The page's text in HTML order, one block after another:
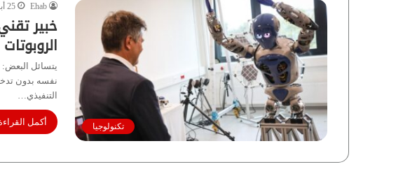
تكنولوجيا
Ehab 25 أبريل، 2025
خبير
يتسائل
نفسه بدون
التنفيذي…
أكمل